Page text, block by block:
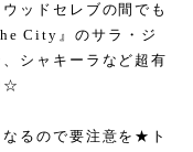
ッドセレブの間でも
City』のサラ・ジ
シャキーラなど超有
☆
るので要注意を★ト